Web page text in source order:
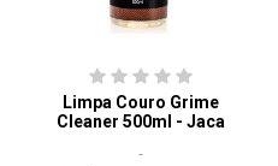
Limpa Couro Grime
Cleaner 500ml - Jaca